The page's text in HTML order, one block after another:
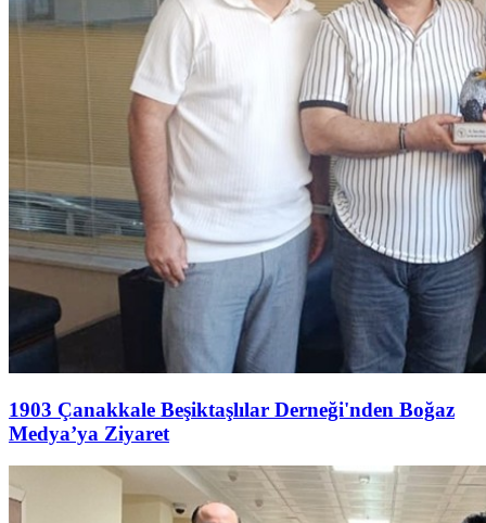
1903 Çanakkale Beşiktaşlılar Derneği'nden Boğaz
Medya’ya Ziyaret